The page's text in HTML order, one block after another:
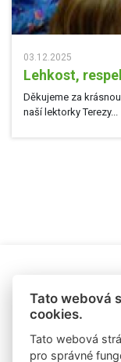
03.12.2025
Lehkost,
Děkujeme za
naší lektorky Terezy...
e-
Tato webová
cookies.
Tato webová
pro správné